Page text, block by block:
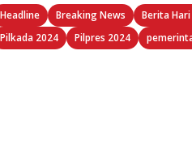
Headline Breaking News
Berita
Pilkada 2024
Pilpres 2024